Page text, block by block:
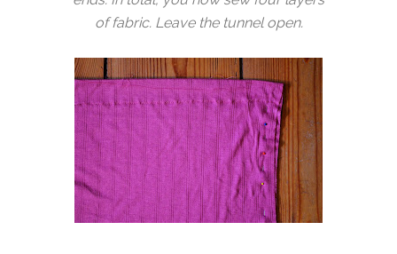
of fabric. Leave the tunnel open.